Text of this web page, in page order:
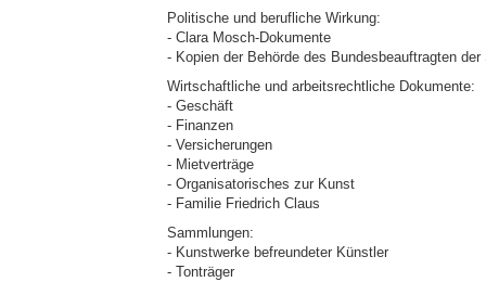
Politische und berufliche Wirkung:
- Clara Mosch-Dokumente
- Kopien der Behörde des Bundesbeauftragten
Wirtschaftliche und arbeitsrechtliche Dokumente:
- Geschäft
- Finanzen
- Versicherungen
- Mietverträge
- Organisatorisches zur Kunst
- Familie Friedrich Claus
Sammlungen:
- Kunstwerke befreundeter Künstler
- Tonträger